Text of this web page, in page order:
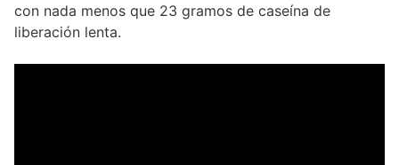
con nada menos que 23 gramos de caseína de
liberación lenta.